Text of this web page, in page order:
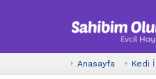
Anasayfa Kedi